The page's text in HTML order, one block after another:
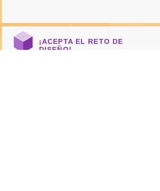
¡ACEPTA EL RETO DE
DISEÑO!